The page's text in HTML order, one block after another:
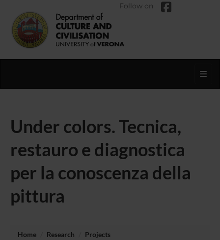
Follow on
Under colors. Tecnica,
restauro e diagnostica
per la conoscenza della
pittura
Home Research
Projects